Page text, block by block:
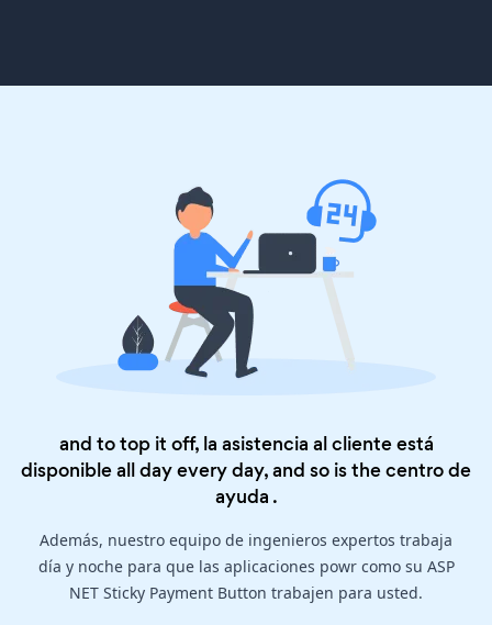
and to top it off, la asistencia al cliente está
disponible all day every day, and so is thecentro de
ayuda .
Además, nuestro equipo de ingenieros expertos trabaja
día y noche para que las aplicaciones powr como su ASP
NET Sticky Payment Button trabajen para usted.